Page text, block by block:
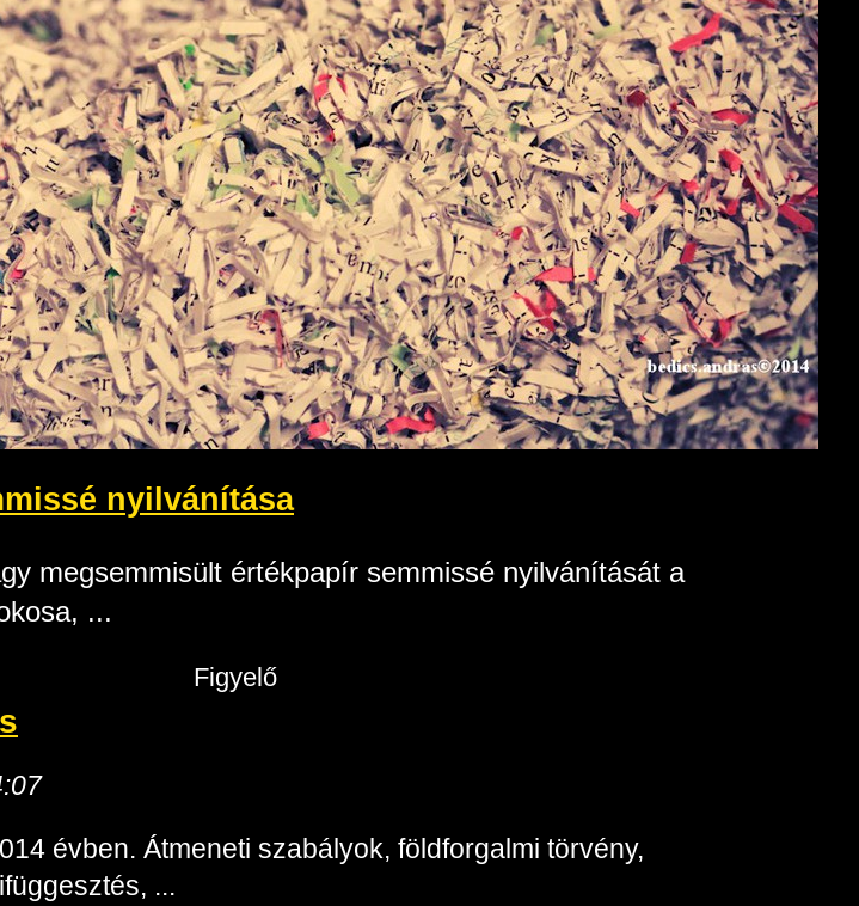
nyilvánítása
megsemmisült értékpapír semmissé nyilvánítását a
...
Figyelő
évben. Átmeneti szabályok, földforgalmi törvény,
...